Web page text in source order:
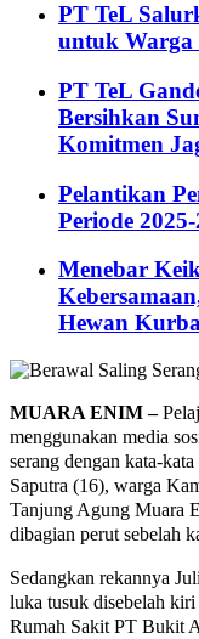
PT TeL
untuk Warga
PT TeL
Bersihkan
Komitmen
Pelantikan
Periode
Menebar
Hewan
MUARA ENIM –
menggunakan media
serang dengan kata-
Saputra (16), warga
Tanjung Agung Muara
dibagian perut sebelah
Sedangkan rekannya
luka tusuk disebelah
Rumah Sakit PT Bukit